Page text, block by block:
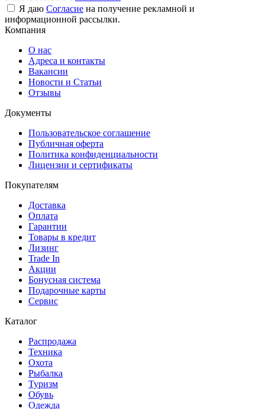
Я даю Согласие на получение рекламной и
информационной рассылки.
Компания
О нас
Адреса и контакты
Вакансии
Новости и Статьи
Отзывы
Документы
Пользовательское соглашение
Публичная оферта
Политика конфиденциальности
Лицензии и сертификаты
Покупателям
Доставка
Оплата
Гарантии
Товары в кредит
Лизинг
Trade In
Акции
Бонусная система
Подарочные карты
Сервис
Каталог
Распродажа
Техника
Охота
Рыбалка
Туризм
Обувь
Одежда